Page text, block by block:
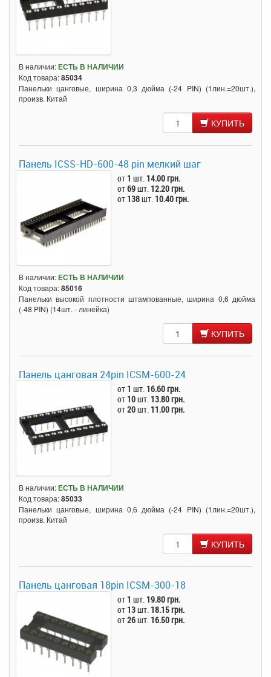
В наличии:ЕСТЬ В НАЛИЧИИ
Код товара:85034
Панельки цанговые, ширина 0,3 дюйма (-24 PIN) (1лин.=20шт.),
произв. Китай
КУПИТЬ
Панель ICSS-HD-600-48 pin мелкий шаг
от 1 шт. 14.00 грн.
от69шт. 12.20 грн.
от 138шт. 10.40 грн.
В наличии:ЕСТЬ В НАЛИЧИИ
Код товара:85016
Панельки высокой плотности штампованные, ширина 0,6 дюйма
(-48 PIN) (14шт. - линейка)
КУПИТЬ
Панель цанговая 24pin ICSM-600-24
от 1 шт. 16.60 грн.
от 10шт. 13.80 грн.
от20шт. 11.00 грн.
В наличии:ЕСТЬ В НАЛИЧИИ
Код товара:85033
Панельки цанговые, ширина 0,6 дюйма (-24 PIN) (1лин.=20шт.),
произв. Китай
КУПИТЬ
Панель цанговая 18pin ICSM-300-18
от 1 шт. 19.80 грн.
от 13шт. 18.15 грн.
от26шт. 16.50 грн.